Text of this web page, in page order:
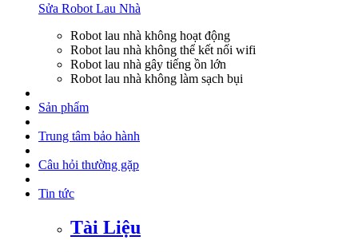
Sửa Robot Lau Nhà
Robot lau nhà không hoạt động
Robot lau nhà không thể kết nối wifi
Robot lau nhà gây tiếng ồn lớn
Robot lau nhà không làm sạch bụi
Sản phẩm
Trung tâm bảo hành
Câu hỏi thường gặp
Tin tức
Tài Liệu